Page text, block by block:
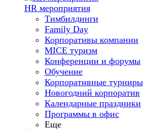
HR мероприятия
Тимбилдинги
Family Day
Корпоративы компании
MICE туризм
Конференции и форумы
Обучение
Корпоративные турниры
Новогодний корпоратив
Календарные праздники
Программы в офис
Еще